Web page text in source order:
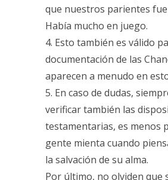
que nuestros parientes
Había mucho en juego.
4. Esto también es válido
documentación de las
aparecen a menudo en
5. En caso de dudas,
verificar también las
testamentarias, es menos
gente mienta cuando
la salvación de su alma.
Por último, no olviden que